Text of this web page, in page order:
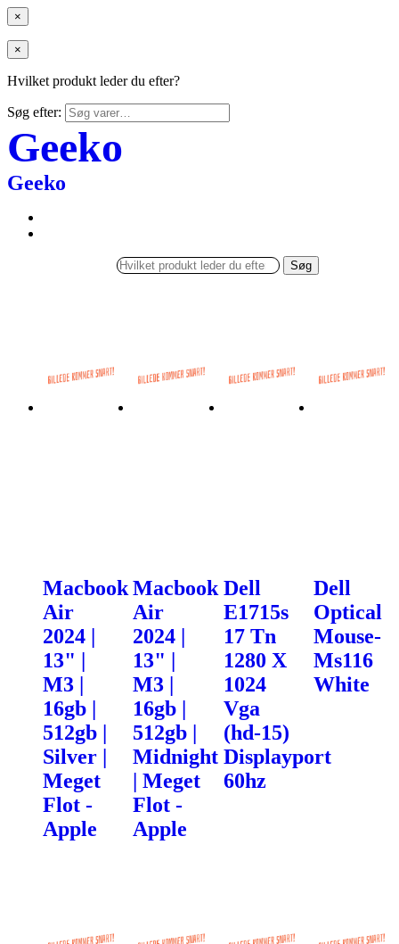
×
×
Hvilket produkt leder du efter?
Søg efter:
Geeko
Geeko
Søg
Macbook
Air
2024 |
13" |
M3 |
16gb |
512gb |
Silver |
Meget
Flot -
Apple
Macbook
Air
2024 |
13" |
M3 |
16gb |
512gb |
Midnight
| Meget
Flot -
Apple
Dell
E1715s
17 Tn
1280 X
1024
Vga
(hd-15)
Displayport
60hz
Dell
Optical
Mouse-
Ms116
White